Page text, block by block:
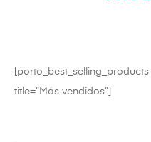
[porto_best_selling_products
title=”Más vendidos”]